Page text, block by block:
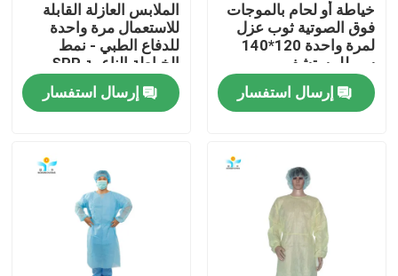
اتصل بنا
اطلب اقتباس
ملابس واقية يمكن التخلص منها
بذلات واقية يمكن التخلص منها
معطف واقي يمكن التخلص منه
خياطة أو لحام بالموجات
فوق الصوتية ثوب عزل
لمرة واحدة 120*140
سم للمستشفى
إرسال استفسار
الملابس العازلة القابلة
للاستعمال مرة واحدة
للدفاع الطبي - نمط
الخياطة الناعمة SPP
SMS
إرسال استفسار